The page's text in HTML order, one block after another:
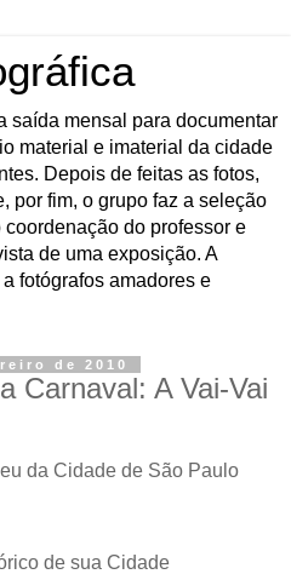
saída mensal para documentar
material e imaterial da cidade
Depois de feitas as fotos,
por fim, o grupo faz a seleção
do professor e
de uma exposição. A
fotógrafos amadores e
de 2010
Carnaval: A Vai-Vai
da Cidade de São Paulo
de sua Cidade